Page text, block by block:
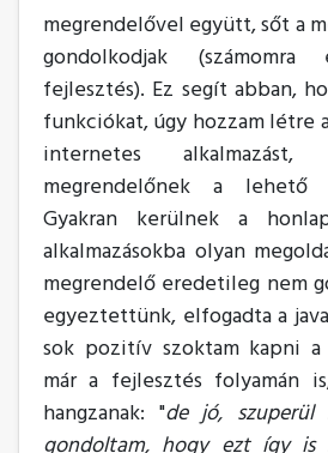
megrendelővel együtt, sőt a
gondolkodjak
fejlesztés). Ez segít abban,
funkciókat, úgy hozzam létre
internetes
megrendelőnek a lehető
Gyakran kerülnek a
alkalmazásokba olyan
megrendelő eredetileg nem
egyeztettünk, elfogadta a
sok pozitív szoktam kapni
már a fejlesztés folyamán
hangzanak: "de jó, szuperül
gondoltam, hogy ezt így is